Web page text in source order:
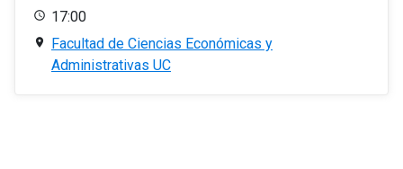
17:00
Facultad de Ciencias Económicas y
Administrativas UC